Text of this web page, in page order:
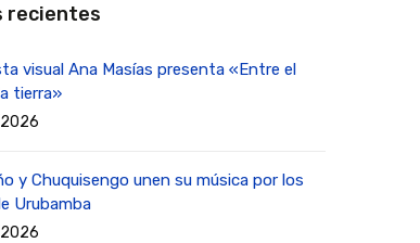
recientes
visual Ana Masías presenta «Entre el
tierra»
y Chuquisengo unen su música por los
Urubamba